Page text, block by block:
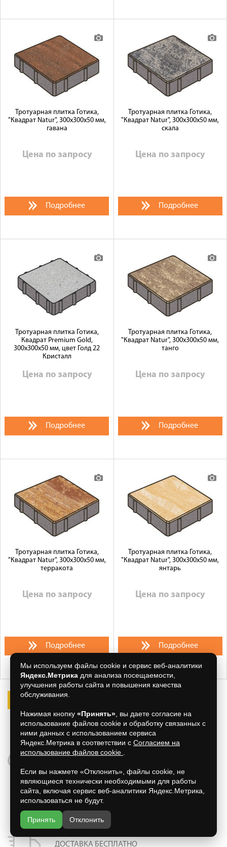
Тротуарная плитка Готика,
"Квадрат Natur", 300x300x50 мм,
гавана
Цена по запросу
Подробнее
Тротуарная плитка Готика,
"Квадрат Natur", 300x300x50 мм,
скала
Цена по запросу
Подробнее
Тротуарная плитка Готика,
Квадрат Premium Gold,
300x300x50 мм, цвет Голд 22
Кристалл
Цена по запросу
Подробнее
Тротуарная плитка Готика,
"Квадрат Natur", 300x300x50 мм,
танго
Цена по запросу
Подробнее
Тротуарная плитка Готика,
"Квадрат Natur", 300x300x50 мм,
терракота
Цена по запросу
Подробнее
Тротуарная плитка Готика,
"Квадрат Natur", 300x300x50 мм,
янтарь
Цена по запросу
Подробнее
2 >
Товары1-60 из86
ПРОСМОТРЕННЫЕ ТОВАРЫ
СЕРТИФИКАТЫ НА ТОВАР
ДОСТАВКА БЕСПЛАТНО
Мы используем файлы cookie и сервис веб-аналитики
Яндекс.Метрика для анализа посещаемости,
улучшения работы сайта и повышения качества
обслуживания.
Нажимая кнопку «Принять» , вы даете согласие на
использование файлов cookie и обработку связанных с
ними данных с использованием сервиса
Яндекс.Метрика в соответствии с Согласием на
использование файлов cookie
Если вы нажмете «Отклонить», файлы cookie, не
являющиеся технически необходимыми для работы
сайта, включая сервис веб-аналитики Яндекс.Метрика,
использоваться не будут.
Принять Отклонить